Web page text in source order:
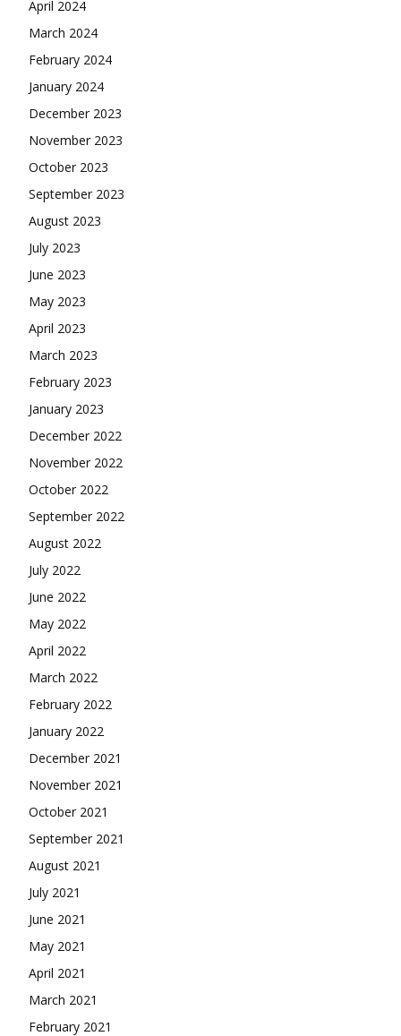
April 2024
March 2024
February 2024
January 2024
December 2023
November 2023
October 2023
September 2023
August 2023
July 2023
June 2023
May 2023
April 2023
March 2023
February 2023
January 2023
December 2022
November 2022
October 2022
September 2022
August 2022
July 2022
June 2022
May 2022
April 2022
March 2022
February 2022
January 2022
December 2021
November 2021
October 2021
September 2021
August 2021
July 2021
June 2021
May 2021
April 2021
March 2021
February 2021